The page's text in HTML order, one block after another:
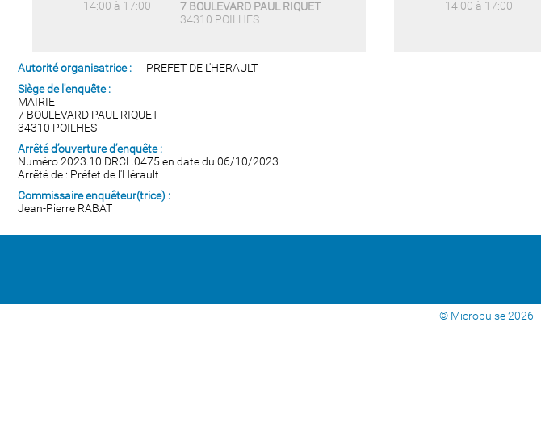
14:00 à 17:00
7 BOULEVARD PAUL RIQUET
34310 POILHES
14:00 à 17:00
Autorité organisatrice :
PREFET DE L'HERAULT
Siège de l'enquête :
MAIRIE
7 BOULEVARD PAUL RIQUET
34310 POILHES
Arrêté d’ouverture d’enquête :
Numéro 2023.10.DRCL.0475 en date du 06/10/2023
Arrêté de : Préfet de l'Hérault
Commissaire enquêteur(trice) :
Jean-Pierre RABAT
© Micropulse 2026 -